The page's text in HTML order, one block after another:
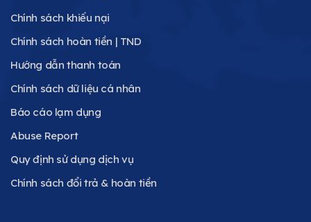
Chính sách khiếu nại
Chính sách hoàn tiền | TND
Hướng dẫn thanh toán
Chính sách dữ liệu cá nhân
Báo cáo lạm dụng
Abuse Report
Quy định sử dụng dịch vụ
Chính sách đổi trả & hoàn tiền